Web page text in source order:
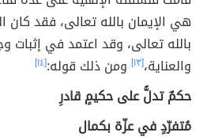
هي الإيمان بالله تعالى، فقد كان
بالله تعالى، وقد اعتمد في إثبات
والعناية،[١٣] ومن ذلك قوله:[١٤]
حكمٌ تدلُّ على حكيمٍ قادرِ
مُتفرّدٍ في عزّة بكمال